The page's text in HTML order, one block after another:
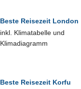
Beste Reisezeit London
inkl. Klimatabelle und
Klimadiagramm
Beste Reisezeit Korfu